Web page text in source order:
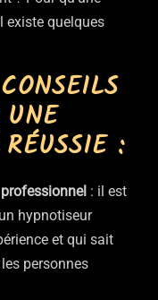
existe quelques
UNE
:
: il est
hypnotiseur
et qui sait
personnes